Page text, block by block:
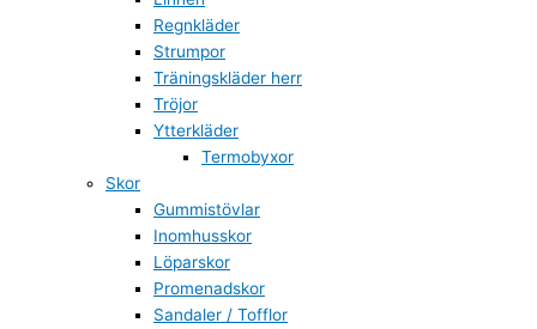
Regnkläder
Strumpor
Träningskläder herr
Tröjor
Ytterkläder
Termobyxor
Skor
Gummistövlar
Inomhusskor
Löparskor
Promenadskor
Sandaler / Tofflor